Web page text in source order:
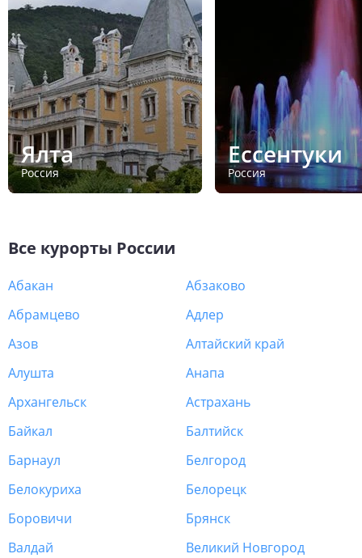
Ялта
Россия
Ессентуки
Россия
Все курорты России
Абакан
Абзаково
Абрамцево
Адлер
Азов
Алтайский край
Алушта
Анапа
Архангельск
Астрахань
Байкал
Балтийск
Барнаул
Белгород
Белокуриха
Белорецк
Боровичи
Брянск
Валдай
Великий Новгород